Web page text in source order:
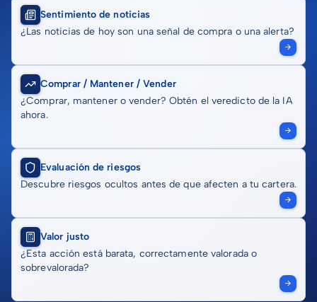
Sentimiento de noticias
¿Las noticias de hoy son una señal de compra o una alerta?
Comprar / Mantener / Vender
¿Comprar, mantener o vender? Obtén el veredicto de la IA
ahora.
Evaluación de riesgos
Descubre riesgos ocultos antes de que afecten a tu cartera.
Valor justo
¿Esta acción está barata, correctamente valorada o
sobrevalorada?